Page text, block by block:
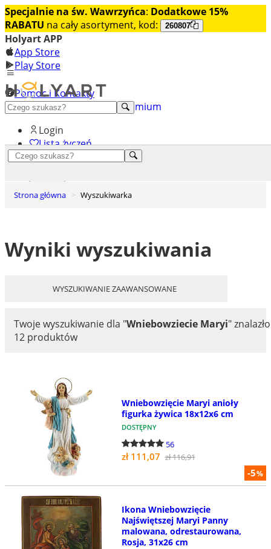
Specjalnie na św. Wawrzyńca: Dodatkowe 15%
RABATU na cały asortyment, kod: 260807
Holyart APP
App Store
Play Store
Pomoc i Kontakty
+48 222 922 860
Odkryj premium
Login
Lista życzeń
Strona główna Wyszukiwarka
Wyniki wyszukiwania
WYSZUKIWANIE ZAAWANSOWANE
Twoje wyszukiwanie dla "Wniebowziecie Maryi"znalazło
12 produktów
-5%
Wniebowzięcie Maryi anioły
figurka żywica 18x12x6 cm
DOSTĘPNY
56
zł 111,07 zł 116,91
Ikona Wniebowzięcie
Najświętszej Maryi Panny
malowana, odrestaurowana,
Rosja, 31x26 cm